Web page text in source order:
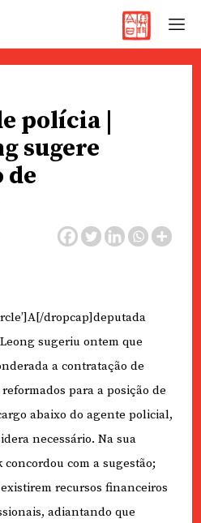
polícia |
sugere
de
dropcap]deputada
sugeriu ontem que
a contratação de
para a posição de
abaixo do agente policial,
necessário. Na sua
concordou com a sugestão;
recursos financeiros
adiantando que